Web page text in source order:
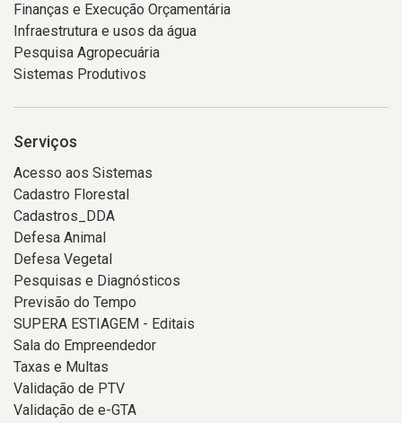
Finanças e Execução Orçamentária
Infraestrutura e usos da água
Pesquisa Agropecuária
Sistemas Produtivos
Serviços
Acesso aos Sistemas
Cadastro Florestal
Cadastros_DDA
Defesa Animal
Defesa Vegetal
Pesquisas e Diagnósticos
Previsão do Tempo
SUPERA ESTIAGEM - Editais
Sala do Empreendedor
Taxas e Multas
Validação de PTV
Validação de e-GTA